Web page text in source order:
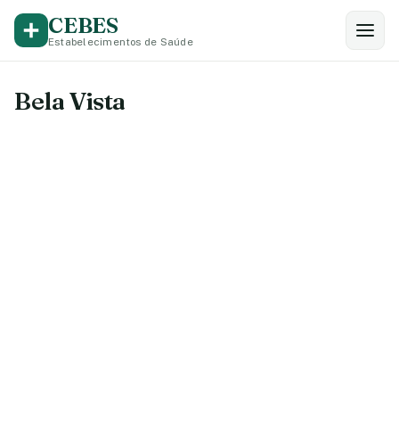
CEBES
Estabelecimentos de Saúde
Bela Vista